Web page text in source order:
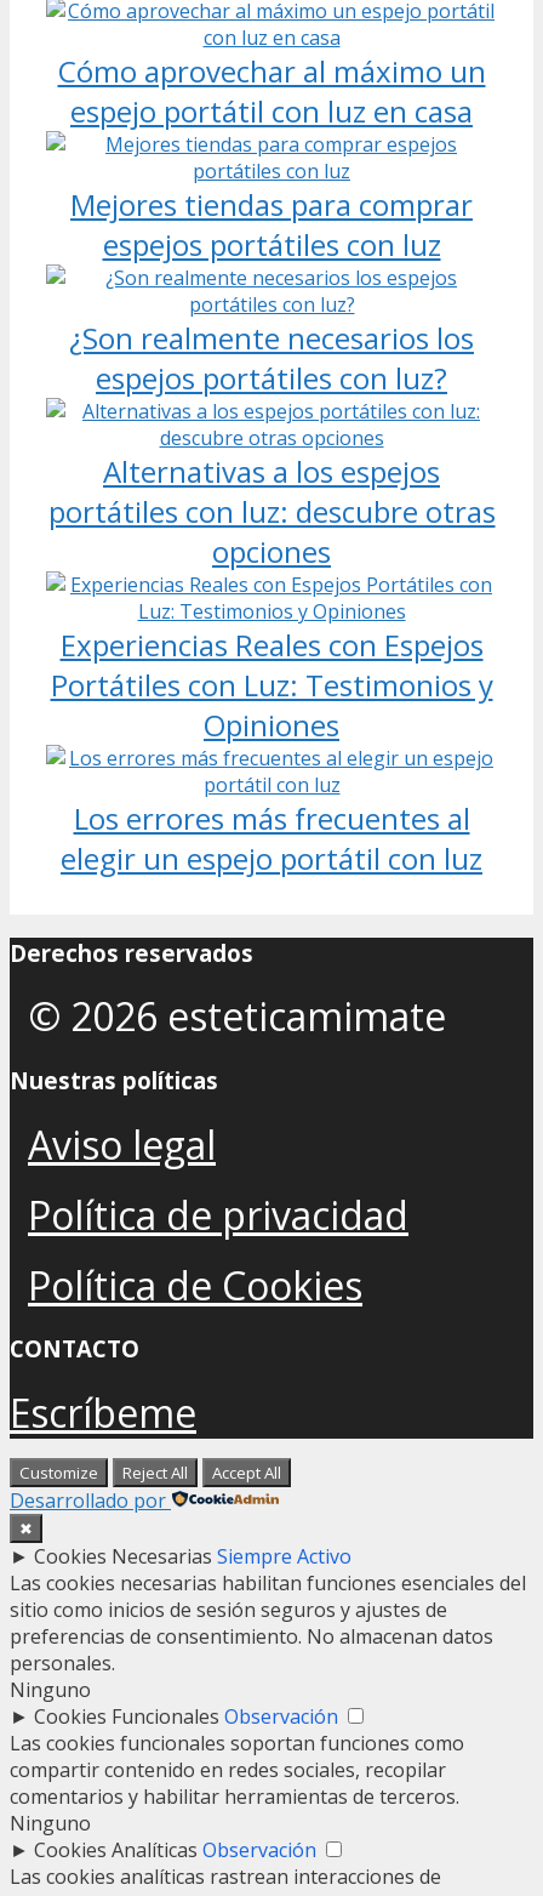
Cómo aprovechar al máximo un
espejo portátil con luz en casa
Mejores tiendas para comprar
espejos portátiles con luz
¿Son realmente necesarios los
espejos portátiles con luz?
Alternativas a los espejos
portátiles con luz: descubre otras
opciones
Experiencias Reales con Espejos
Portátiles con Luz: Testimonios y
Opiniones
Los errores más frecuentes al
elegir un espejo portátil con luz
Derechos reservados
© 2026 esteticamimate
Nuestras políticas
Aviso legal
Política de privacidad
Política de Cookies
CONTACTO
Escríbeme
Customize Reject All Accept All
Desarrollado por
✖
► Cookies Necesarias Siempre Activo
Las cookies necesarias habilitan funciones esenciales del
sitio como inicios de sesión seguros y ajustes de
preferencias de consentimiento. No almacenan datos
personales.
Ninguno
► Cookies Funcionales Observación
Las cookies funcionales soportan funciones como
compartir contenido en redes sociales, recopilar
comentarios y habilitar herramientas de terceros.
Ninguno
► Cookies Analíticas Observación
Las cookies analíticas rastrean interacciones de